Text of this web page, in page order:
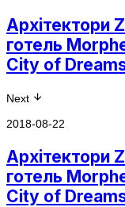
Архітектори
готель
City of
Next
2018-08-22
Архітектори
готель
City of